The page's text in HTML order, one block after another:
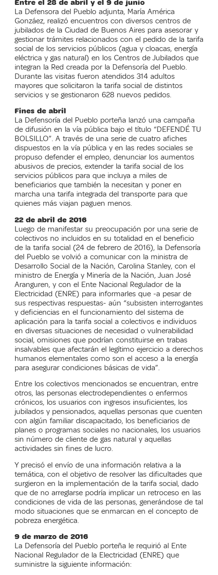
Entre el 28 de abril y el 9 de junio
La Defensora del Pueblo adjunta, María América
Gonzáez, realizó encuentros con diversos centros de
jubilados de la Ciudad de Buenos Aires para asesorar y
gestionar trámites relacionados con el pedido de la tarifa
social de los servicios públicos (agua y cloacas, energía
eléctrica y gas natural) en los Centros de Jubilados que
integran la Red creada por la Defensoría del Pueblo.
Durante las visitas fueron atendidos 314 adultos
mayores que solicitaron la tarifa social de distintos
servicios y se gestionaron 628 nuevos pedidos.
Fines de abril
La Defensoría del Pueblo porteña lanzó una campaña
de difusión en la vía pública bajo el título “DEFENDÉ TU
BOLSILLO”. A través de una serie de cuatro afiches
dispuestos en la vía pública y en las redes sociales se
propuso defender el empleo, denunciar los aumentos
abusivos de precios, extender la tarifa social de los
servicios públicos para que incluya a miles de
beneficiarios que también la necesitan y poner en
marcha una tarifa integrada del transporte para que
quienes más viajan paguen menos.
22 de abril de 2016
Luego de manifestar su preocupación por una serie de
colectivos no incluidos en su totalidad en el beneficio
de la tarifa social (24 de febrero de 2016), la Defensoría
del Pueblo se volvió a comunicar con la ministra de
Desarrollo Social de la Nación, Carolina Stanley, con el
ministro de Energía y Minería de la Nación, Juan José
Aranguren, y con el Ente Nacional Regulador de la
Electricidad (ENRE) para informarles que -a pesar de
sus respectivas respuestas- aún “subsisten interrogantes
y deficiencias en el funcionamiento del sistema de
aplicación para la tarifa social a colectivos e individuos
en diversas situaciones de necesidad o vulnerabilidad
social, omisiones que podrían constituirse en trabas
insalvables que afectarán el legítimo ejercicio a derechos
humanos elementales como son el acceso a la energía
para asegurar condiciones básicas de vida”.
Entre los colectivos mencionados se encuentran, entre
otros, las personas electrodependientes o enfermos
crónicos, los usuarios con ingresos insuficientes, los
jubilados y pensionados, aquellas personas que cuenten
con algún familiar discapacitado, los beneficiarios de
planes o programas sociales no nacionales, los usuarios
sin número de cliente de gas natural y aquellas
actividades sin fines de lucro.
Y precisó el envío de una información relativa a la
temática, con el objetivo de resolver las dificultades que
surgieron en la implementación de la tarifa social, dado
que de no arreglarse podría implicar un retroceso en las
condiciones de vida de las personas, generándose de tal
modo situaciones que se enmarcan en el concepto de
pobreza energética.
9 de marzo de 2016
La Defensoría del Pueblo porteña le requirió al Ente
Nacional Regulador de la Electricidad (ENRE) que
suministre la siguiente información: